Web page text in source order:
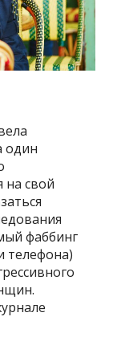
один
на свой
фаббинг
телефона)